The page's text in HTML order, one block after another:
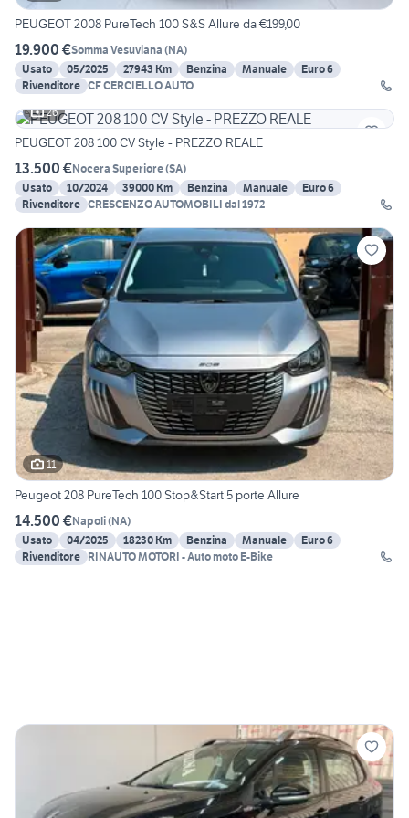
PEUGEOT 2008 PureTech 100 S&S Allure da €199,00
19.900 €Somma Vesuviana (NA)
Usato
05/2025 27943 Km Benzina Manuale
Euro 6
Rivenditore CF CERCIELLO AUTO
26
PEUGEOT 208 100 CV Style - PREZZO REALE
13.500 €Nocera Superiore(SA)
Usato
10/2024 39000 Km Benzina Manuale
Euro 6
Rivenditore CRESCENZO AUTOMOBILI dal 1972
11
Peugeot 208 PureTech 100 Stop&Start 5 porte Allure
14.500 €Napoli(NA)
Usato
04/2025 18230 Km Benzina Manuale
Euro 6
Rivenditore
RINAUTO MOTORI - Auto moto E-Bike